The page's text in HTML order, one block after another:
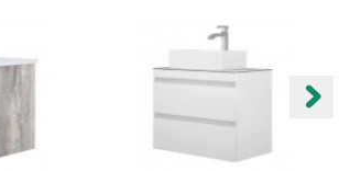
Купить Купить
Koral Алабама 80 Z2
10 972 ₽
+7 (343) 382-20-86